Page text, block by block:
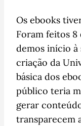
Os ebooks
Foram feitos 8
demos início à
criação da
básica dos
público teria
gerar
transparecem